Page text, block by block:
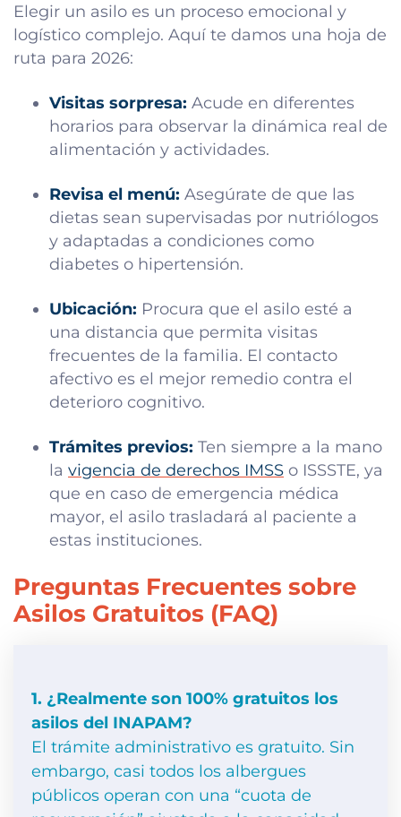
Elegir un asilo es un proceso emocional y
logístico complejo. Aquí te damos una hoja de
ruta para 2026:
Visitas sorpresa: Acude en diferentes
horarios para observar la dinámica real de
alimentación y actividades.
Revisa el menú: Asegúrate de que las
dietas sean supervisadas por nutriólogos
y adaptadas a condiciones como
diabetes o hipertensión.
Ubicación: Procura que el asilo esté a
una distancia que permita visitas
frecuentes de la familia. El contacto
afectivo es el mejor remedio contra el
deterioro cognitivo.
Trámites previos: Ten siempre a la mano
la vigencia de derechos IMSS o ISSSTE, ya
que en caso de emergencia médica
mayor, el asilo trasladará al paciente a
estas instituciones.
Preguntas Frecuentes sobre
Asilos Gratuitos (FAQ)
1. ¿Realmente son 100% gratuitos los
asilos del INAPAM?
El trámite administrativo es gratuito. Sin
embargo, casi todos los albergues
públicos operan con una “cuota de